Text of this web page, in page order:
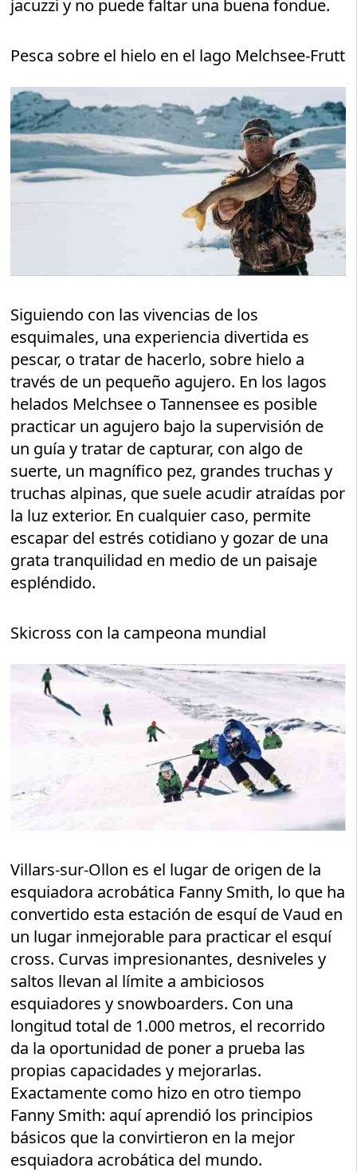
jacuzzi y no puede faltar una buena fondue.
Pesca sobre el hielo en el lago Melchsee-Frutt
Siguiendo con las vivencias de los
esquimales, una experiencia divertida es
pescar, o tratar de hacerlo, sobre hielo a
través de un pequeño agujero. En los lagos
helados Melchsee o Tannensee es posible
practicar un agujero bajo la supervisión de
un guía y tratar de capturar, con algo de
suerte, un magnífico pez, grandes truchas y
truchas alpinas, que suele acudir atraídas por
la luz exterior. En cualquier caso, permite
escapar del estrés cotidiano y gozar de una
grata tranquilidad en medio de un paisaje
espléndido.
Skicross con la campeona mundial
Villars-sur-Ollon es el lugar de origen de la
esquiadora acrobática Fanny Smith, lo que ha
convertido esta estación de esquí de Vaud en
un lugar inmejorable para practicar el esquí
cross. Curvas impresionantes, desniveles y
saltos llevan al límite a ambiciosos
esquiadores y snowboarders. Con una
longitud total de 1.000 metros, el recorrido
da la oportunidad de poner a prueba las
propias capacidades y mejorarlas.
Exactamente como hizo en otro tiempo
Fanny Smith: aquí aprendió los principios
básicos que la convirtieron en la mejor
esquiadora acrobática del mundo.